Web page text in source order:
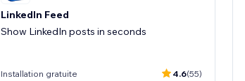
LinkedIn Feed
Show LinkedIn posts in seconds
Installation gratuite 4.6(55)